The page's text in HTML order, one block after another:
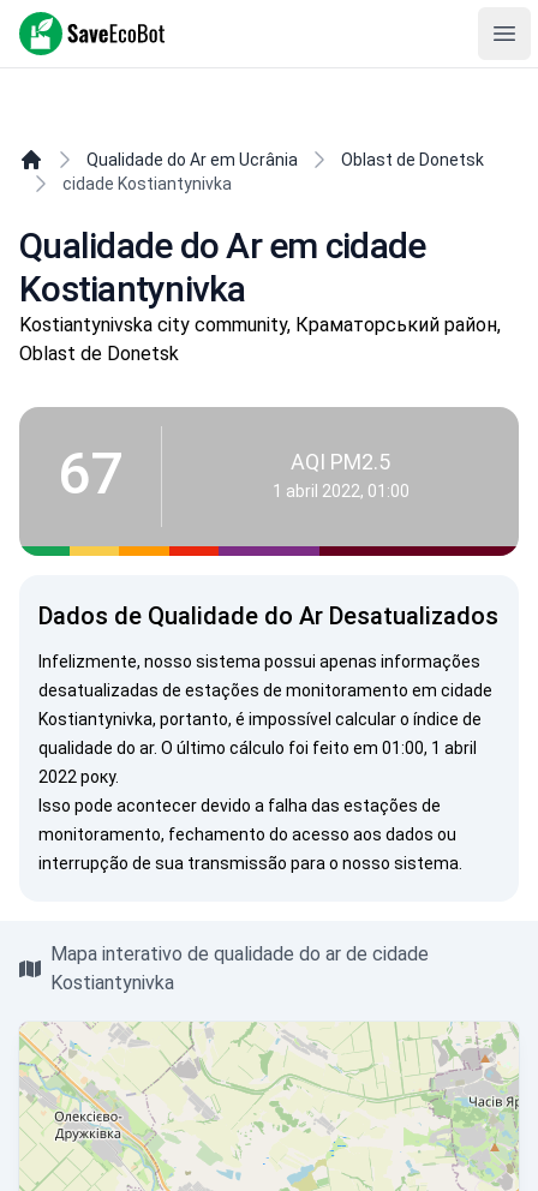
SaveEcoBot
Qualidade do Ar em Ucrânia
Oblast de Donetsk
cidade Kostiantynivka
Qualidade do Ar em cidade
Kostiantynivka
Kostiantynivska city community, Краматорський район,
Oblast de Donetsk
67 AQI PM2.5
1 abril 2022, 01:00
Dados de Qualidade do Ar Desatualizados
Infelizmente, nosso sistema possui apenas informações
desatualizadas de estações de monitoramento em cidade
Kostiantynivka, portanto, é impossível calcular o índice de
qualidade do ar. O último cálculo foi feito em 01:00, 1 abril
2022 року.
Isso pode acontecer devido a falha das estações de
monitoramento, fechamento do acesso aos dados ou
interrupção de sua transmissão para o nosso sistema.
Mapa interativo de qualidade do ar de cidade
Kostiantynivka